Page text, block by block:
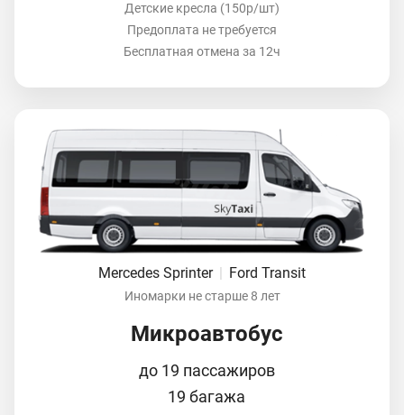
Детские кресла (150р/шт)
Предоплата не требуется
Бесплатная отмена за 12ч
Mercedes Sprinter | Ford Transit
Иномарки не старше 8 лет
Микроавтобус
до 19 пассажиров
19 багажа